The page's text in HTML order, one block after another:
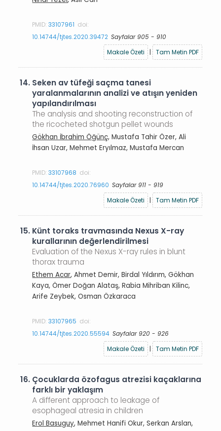
PMID:33107961 doi:
10.14744/tjtes.2020.39472 Sayfalar 905 - 910
Makale Özeti
| Tam Metin PDF
14. Seken av tüfeği saçma tanesi
yaralanmalarının analizi ve atışın yeniden
yapılandırılması
The analysis and shooting reconstruction of
the ricocheted shotgun pellet wounds
Gökhan İbrahim Öğünç, Mustafa Tahir Özer, Ali
İhsan Uzar, Mehmet Eryılmaz, Mustafa Mercan
PMID:33107968 doi:
10.14744/tjtes.2020.76960 Sayfalar 911 - 919
Makale Özeti
| Tam Metin PDF
15. Künt toraks travmasında Nexus X-ray
kurallarının değerlendirilmesi
Evaluation of the Nexus X-ray rules in blunt
thorax trauma
Ethem Acar, Ahmet Demir, Birdal Yıldırım, Gökhan
Kaya, Ömer Doğan Alataş, Rabia Mihriban Kilinc,
Arife Zeybek, Osman Özkaraca
PMID:33107965 doi:
10.14744/tjtes.2020.55594 Sayfalar 920 - 926
Makale Özeti
| Tam Metin PDF
16. Çocuklarda özofagus atrezisi kaçaklarına
farklı bir yaklaşım
A different approach to leakage of
esophageal atresia in children
Erol Basuguy, Mehmet Hanifi Okur, Serkan Arslan,